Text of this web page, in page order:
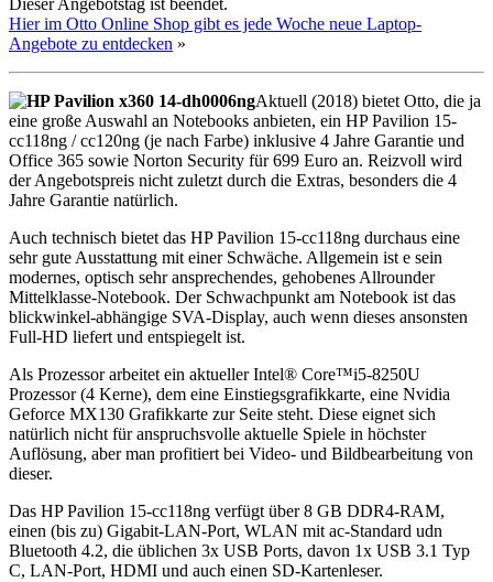
Dieser Angebotstag ist beendet.
Hier im Otto Online Shop gibt es jede Woche neue Laptop-
Angebote zu entdecken »
Aktuell (2018) bietet Otto, die ja
eine große Auswahl an Notebooks anbieten, ein HP Pavilion 15-
cc118ng / cc120ng (je nach Farbe) inklusive 4 Jahre Garantie und
Office 365 sowie Norton Security für 699 Euro an. Reizvoll wird
der Angebotspreis nicht zuletzt durch die Extras, besonders die 4
Jahre Garantie natürlich.
Auch technisch bietet das HP Pavilion 15-cc118ng durchaus eine
sehr gute Ausstattung mit einer Schwäche. Allgemein ist e sein
modernes, optisch sehr ansprechendes, gehobenes Allrounder
Mittelklasse-Notebook. Der Schwachpunkt am Notebook ist das
blickwinkel-abhängige SVA-Display, auch wenn dieses ansonsten
Full-HD liefert und entspiegelt ist.
Als Prozessor arbeitet ein aktueller Intel® Core™i5-8250U
Prozessor (4 Kerne), dem eine Einstiegsgrafikkarte, eine Nvidia
Geforce MX130 Grafikkarte zur Seite steht. Diese eignet sich
natürlich nicht für anspruchsvolle aktuelle Spiele in höchster
Auflösung, aber man profitiert bei Video- und Bildbearbeitung von
dieser.
Das HP Pavilion 15-cc118ng verfügt über 8 GB DDR4-RAM,
einen (bis zu) Gigabit-LAN-Port, WLAN mit ac-Standard udn
Bluetooth 4.2, die üblichen 3x USB Ports, davon 1x USB 3.1 Typ
C, LAN-Port, HDMI und auch einen SD-Kartenleser.